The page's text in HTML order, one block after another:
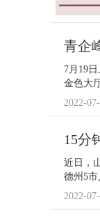
青企
7月19
金色大
2022-
15分
近日，
德州5市
2022-